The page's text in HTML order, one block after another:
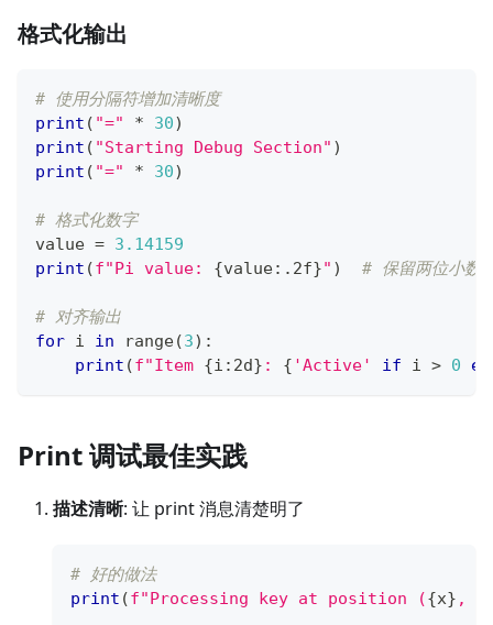
格式化输出
# 使用分隔符增加清晰度
print ( "=" * 30)
print ( "Starting Debug Section" )
print ( "=" * 30)
# 格式化数字
value = 3.14159
print (f"Pi value: {value: .2f}" ) # 保留两位小数
# 对齐输出
for i in range(3) :
print (f"Item {i : 2d} : { 'Active' if i > 0
Print 调试最佳实践
描述清晰: 让 print 消息清楚明了
# 好的做法
print (f"Processing key at position ({x} ,